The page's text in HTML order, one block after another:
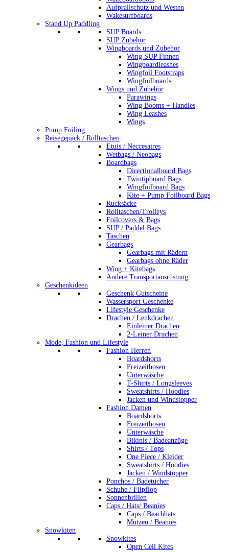
Aufprallschutz und Westen
Wakesurfboards
Stand Up Paddling
SUP Boards
SUP Zubehör
Wingboards und Zubehör
Wing SUP Finnen
Wingboardleashes
Wingfoil Footstraps
Wingfoilboards
Wings und Zubehör
Parawings
Wing Booms + Handles
Wing Leashes
Wings
Pump Foiling
Reisegepäck / Rolltaschen
Etuis / Neccesaires
Wetbags / Neobags
Boardbags
Directionalboard Bags
Twintipboard Bags
Wingfoilboard Bags
Kite + Pump Foilboard Bags
Rucksäcke
Rolltaschen/Trolleys
Foilcovers & Bags
SUP / Paddel Bags
Taschen
Gearbags
Gearbags mit Rädern
Gearbags ohne Räder
Wing + Kitebags
Andere Transportausrüstung
Geschenkideen
Geschenk Gutscheine
Wassersport Geschenke
Lifestyle Geschenke
Drachen / Lenkdrachen
Einleiner Drachen
2-Leiner Drachen
Mode, Fashion und Lifestyle
Fashion Herren
Boardshorts
Freizeithosen
Unterwäsche
T-Shirts / Longsleeves
Sweatshirts / Hoodies
Jacken und Windstopper
Fashion Damen
Boardshorts
Freizeithosen
Unterwäsche
Bikinis / Badeanzüge
Shirts / Tops
One Piece / Kleider
Sweatshirts / Hoodies
Jacken / Windstopper
Ponchos / Badetücher
Schuhe / Flipflop
Sonnenbrillen
Caps / Hats/ Beanies
Caps / Beachhats
Mützen / Beanies
Snowkiten
Snowkites
Open Cell Kites